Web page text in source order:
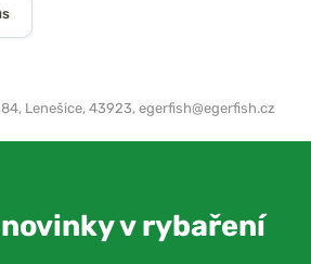
Lenešice, 43923, egerfish@egerfish.cz
v rybaření